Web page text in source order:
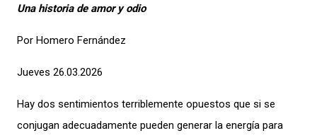
Una historia de amor y odio
Por Homero Fernández
Jueves 26.03.2026
Hay dos sentimientos terriblemente opuestos que si se
conjugan adecuadamente pueden generar la energía para